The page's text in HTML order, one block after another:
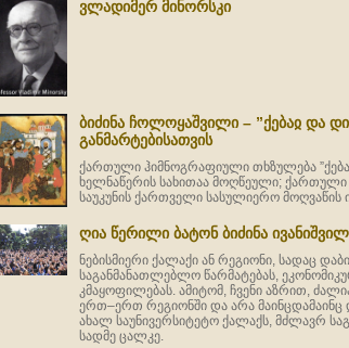
ვლადიმერ მინორსკი
ბიძინა ჩოლოყაშვილი – ”ქებაჲ და
განმარტებისათვის
ქართული ჰიმნოგრაფიული თხზულება
ხელნაწერის სახითაა მოღწეული;
საუკუნის ქართველი სასულიერო მოღვაწის
ღია წერილი ბატონ ბიძინა
ნებისმიერი ქალაქი ან რეგიონი, სადაც
საგანმანათლებლო წარმატებას,
კმაყოფილებას. ამიტომ, ჩვენი აზრით,
ერთ–ერთ რეგიონში და არა მაინცდამაინც
ახალ საუნივერსიტეტო ქალაქს, მძლავრ
სადმე ცალკე.